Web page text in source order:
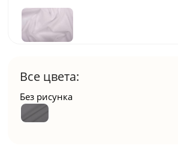
Все цвета:
Без рисунка